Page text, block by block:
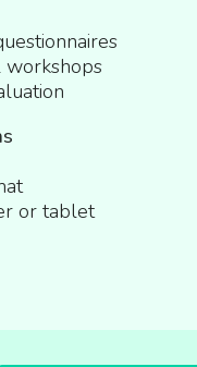
workshops
or tablet